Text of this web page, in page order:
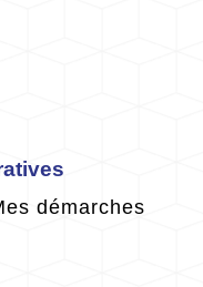
démarches